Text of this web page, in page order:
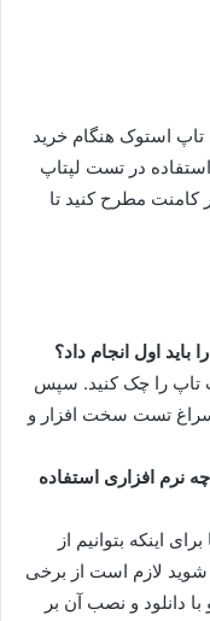
استوک هنگام خرید
در تست لپتاپ
کامنت مطرح کنید تا
اول انجام داد؟
تاپ را چک کنید. سپس
تست سخت افزار و
افزاری استفاده
اینکه بتوانیم از
لازم است از برخی
با دانلود و نصب آن بر